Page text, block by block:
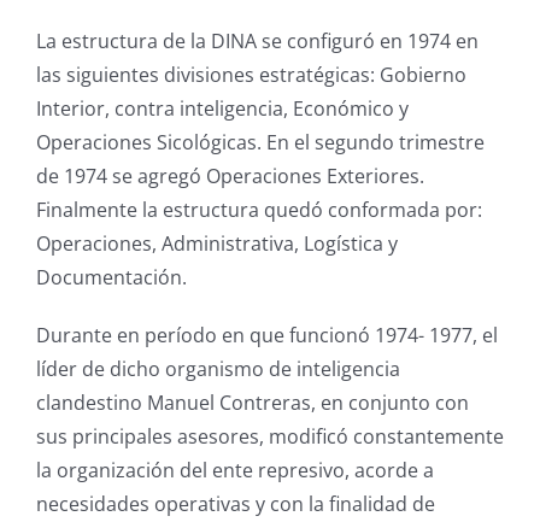
La estructura de la DINA se configuró en 1974 en
las siguientes divisiones estratégicas: Gobierno
Interior, contra inteligencia, Económico y
Operaciones Sicológicas. En el segundo trimestre
de 1974 se agregó Operaciones Exteriores.
Finalmente la estructura quedó conformada por:
Operaciones, Administrativa, Logística y
Documentación.
Durante en período en que funcionó 1974- 1977, el
líder de dicho organismo de inteligencia
clandestino Manuel Contreras, en conjunto con
sus principales asesores, modificó constantemente
la organización del ente represivo, acorde a
necesidades operativas y con la finalidad de